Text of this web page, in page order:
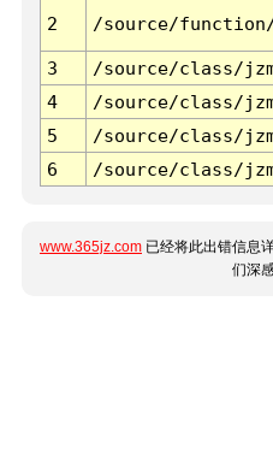
2 /source/
3 /source/class/
4
/source/class/
5
/source/class/
6
/source/class/
www.365jz.com 已经将此出错信息
们深